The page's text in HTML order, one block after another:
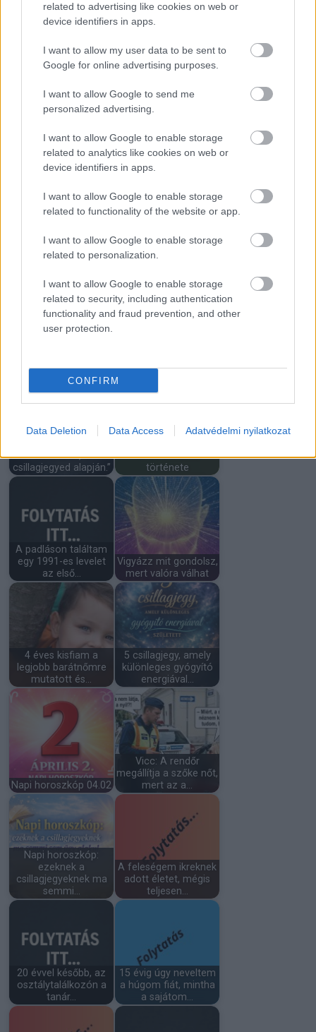
related to advertising like cookies on web or
device identifiers in apps.
I want to allow my user data to be sent to
Google for online advertising purposes.
I want to allow Google to send me
personalized advertising.
I want to allow Google to enable storage
related to analytics like cookies on web or
device identifiers in apps.
I want to allow Google to enable storage
related to functionality of the website or app.
I want to allow Google to enable storage
related to personalization.
I want to allow Google to enable storage
related to security, including authentication
functionality and fraud prevention, and other
user protection.
CONFIRM
Data Deletion Data Access Adatvédelmi nyilatkozat
A mai nap 5
szokatlanul…
– Doktor úr! – mondja
pszichológusának
sarokból figyeltem…
míg egy botrány…
szuperhold, új fejezet
nyílik…
nem minden
csillagjegy ússza…
jósnő: hatalmas
lehetőségeket…
9 jel, hogy egy házas
életedben, a
csillagjegyed alapján.”
kínos incidens
története
A padláson találtam
egy 1991-es levelet
az első…
Vigyázz mit gondolsz,
mert valóra válhat
4 éves kisfiam a
legjobb barátnőmre
mutatott és…
5 csillagjegy, amely
különleges gyógyító
energiával…
Napi horoszkóp 04.02
Vicc: A rendőr
megállítja a szőke nőt,
mert az a…
Napi horoszkóp:
ezeknek a
csillagjegyeknek ma
semmi…
A feleségem ikreknek
adott életet, mégis
teljesen…
20 évvel később, az
osztálytalálkozón a
tanár…
15 évig úgy neveltem
a húgom fiát, mintha
a sajátom…